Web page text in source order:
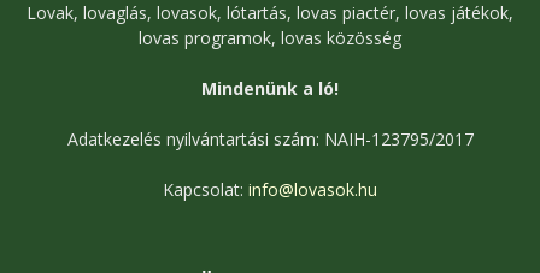
Lovak, lovaglás, lovasok, lótartás, lovas piactér, lovas játékok,
lovas programok, lovas közösség
Mindenünk a ló!
Adatkezelés nyilvántartási szám: NAIH-123795/2017
Kapcsolat: info@lovasok.hu